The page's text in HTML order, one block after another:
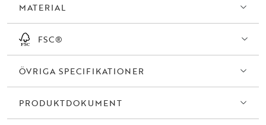
vacker att se på. Det stadiga underredet med snurrfunktion förstärker
helhetsintrycket av stabilitet och kvalitet, samtidigt som det lyfter fram
de mjuka formerna och ger möbeln ett välbalanserat uttryck.
som tillför rummet både elegans och personlighet. Med sin
kombination av styrka, mjukhet och skulptural form blir den ett
självklart val för den som vill skapa en miljö där design och komfort
MATERIAL
FSC®
ÖVRIGA SPECIFIKATIONER
PRODUKTDOKUMENT